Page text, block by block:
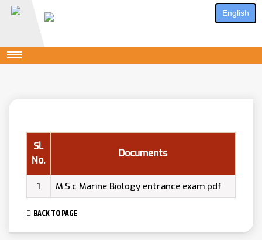
English
Sl.
No.
Documents
1 M.S.c Marine Biology entrance exam.pdf
BACK TO PAGE